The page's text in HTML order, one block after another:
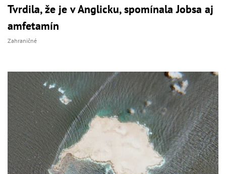
Tvrdila, že je v Anglicku, spomínala Jobsa aj
amfetamín
Zahraničné